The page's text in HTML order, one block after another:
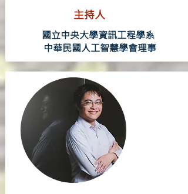
主持人
國立中央大學資訊工程學系
中華民國人工智慧學會理事